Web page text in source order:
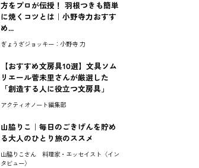
方をプロが伝授！ 羽根つきも簡単
に焼くコツとは｜小野寺力おすす
め...
ぎょうざジョッキー：小野寺 力
【おすすめ文房具10選】文具ソム
リエール菅未里さんが厳選した
「創造する人に役立つ文房具」
アクティオノート編集部
山脇りこ｜毎日のごきげんを貯め
る大人のひとり旅のススメ
山脇りこさん 料理家・エッセイスト〈イン
タビュー〉